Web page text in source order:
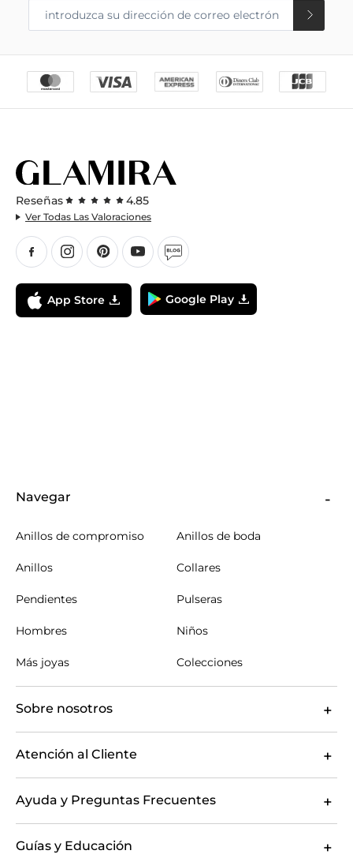
Reseñas 4.85
Ver Todas Las Valoraciones
App Store Google Play
Navegar
Anillos de compromiso Anillos de boda
Anillos Collares
Pendientes Pulseras
Hombres Niños
Más joyas Colecciones
Sobre nosotros
Atención al Cliente
Ayuda y Preguntas Frecuentes
Guías y Educación